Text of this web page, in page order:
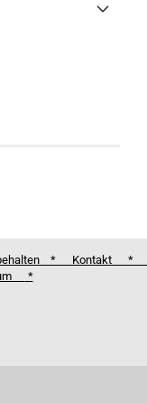
* Kontakt *
*